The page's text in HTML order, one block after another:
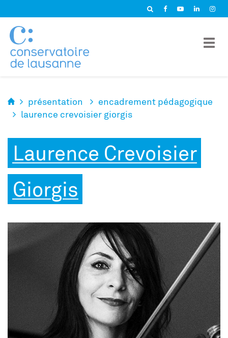
présentation
encadrement pédagogique
laurence crevoisier giorgis
Laurence Crevoisier
Giorgis